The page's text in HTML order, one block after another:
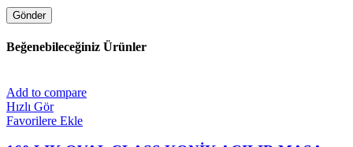
Beğenebileceğiniz Ürünler
Add to compare
Hızlı Gör
Favorilere Ekle